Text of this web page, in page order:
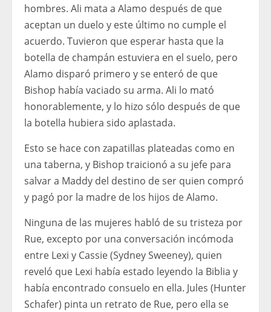
hombres. Ali mata a Alamo después de que
aceptan un duelo y este último no cumple el
acuerdo. Tuvieron que esperar hasta que la
botella de champán estuviera en el suelo, pero
Alamo disparó primero y se enteró de que
Bishop había vaciado su arma. Ali lo mató
honorablemente, y lo hizo sólo después de que
la botella hubiera sido aplastada.
Esto se hace con zapatillas plateadas como en
una taberna, y Bishop traicionó a su jefe para
salvar a Maddy del destino de ser quien compró
y pagó por la madre de los hijos de Alamo.
Ninguna de las mujeres habló de su tristeza por
Rue, excepto por una conversación incómoda
entre Lexi y Cassie (Sydney Sweeney), quien
reveló que Lexi había estado leyendo la Biblia y
había encontrado consuelo en ella. Jules (Hunter
Schafer) pinta un retrato de Rue, pero ella se